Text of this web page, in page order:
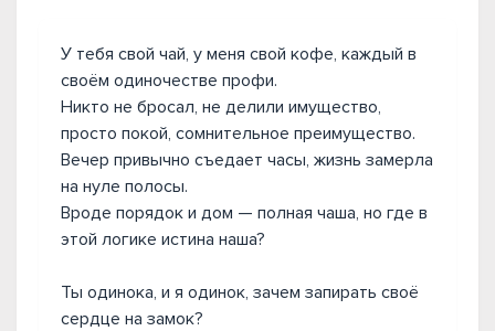
У тебя свой чай, у меня свой кофе, каждый в
своём одиночестве профи.
Никто не бросал, не делили имущество,
просто покой, сомнительное преимущество.
Вечер привычно съедает часы, жизнь замерла
на нуле полосы.
Вроде порядок и дом — полная чаша, но где в
этой логике истина наша?
Ты одинока, и я одинок, зачем запирать своё
сердце на замок?